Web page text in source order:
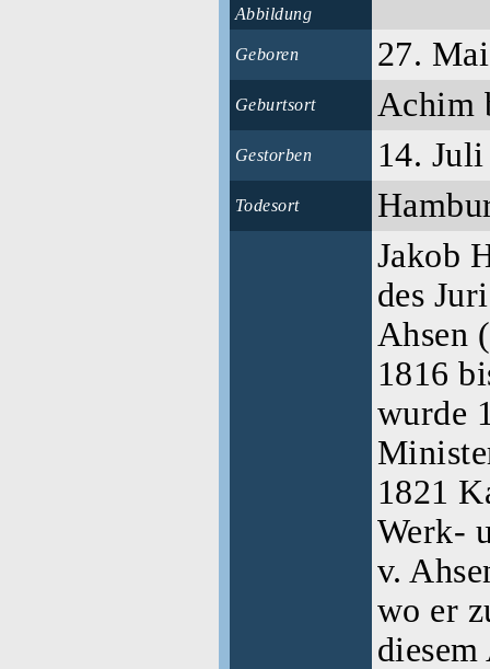
Abbildung
Geboren 27.
Geburtsort Achim
Gestorben 14.
Todesort
Jakob
des
Ahsen
1816
wurde
1821
Werk-
v.
wo er